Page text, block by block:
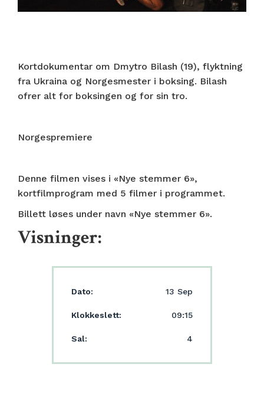
Kortdokumentar om Dmytro Bilash (19), flyktning
fra Ukraina og Norgesmester i boksing. Bilash
ofrer alt for boksingen og for sin tro.
Norgespremiere
Denne filmen vises i «Nye stemmer 6»,
kortfilmprogram med 5 filmer i programmet.
Billett løses under navn «Nye stemmer 6».
Visninger:
Dato: 13 Sep
Klokkeslett: 09:15
Sal: 4